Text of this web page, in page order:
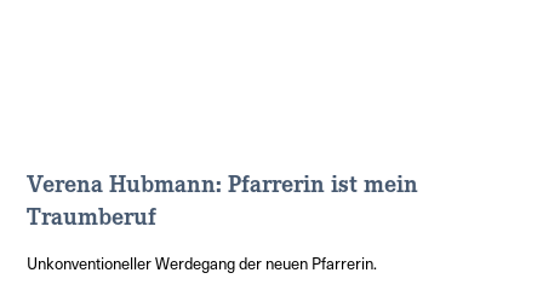
Verena Hubmann: Pfarrerin ist mein
Traumberuf
Unkonventioneller Werdegang der neuen Pfarrerin.